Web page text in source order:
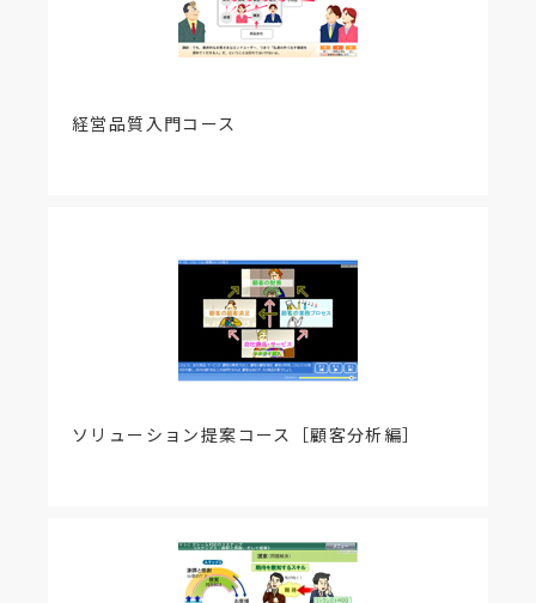
経営品質入門コース
ソリューション提案コース［顧客分析編］